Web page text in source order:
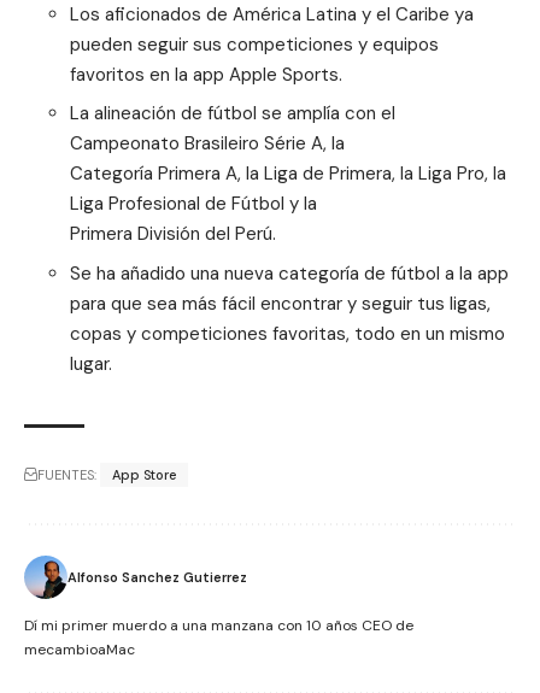
Los aficionados de América Latina y el Caribe ya
pueden seguir sus competiciones y equipos
favoritos en la app Apple Sports.
La alineación de fútbol se amplía con el
Campeonato Brasileiro Série A, la
Categoría Primera A, la Liga de Primera, la Liga Pro, la
Liga Profesional de Fútbol y la
Primera División del Perú.
Se ha añadido una nueva categoría de fútbol a la app
para que sea más fácil encontrar y seguir tus ligas,
copas y competiciones favoritas, todo en un mismo
lugar.
FUENTES: App Store
Alfonso Sanchez Gutierrez
Dí mi primer muerdo a una manzana con 10 años CEO de
mecambioaMac